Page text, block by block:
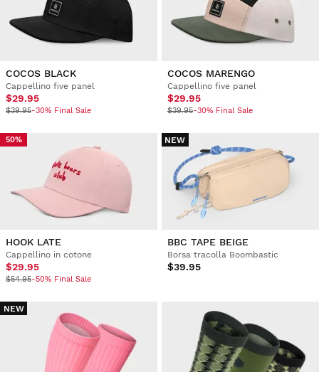
COCOS BLACK
Cappellino five panel
$29.95
$39.95-30% Final Sale
COCOS MARENGO
Cappellino five panel
$29.95
$39.95-30% Final Sale
50%
HOOK LATE
Cappellino in cotone
$29.95
$54.95-50% Final Sale
NEW
BBC TAPE BEIGE
Borsa tracolla Boombastic
$39.95
NEW